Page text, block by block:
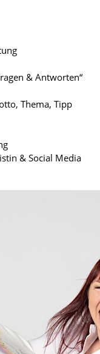
& Antworten“
Thema, Tipp
& Social Media